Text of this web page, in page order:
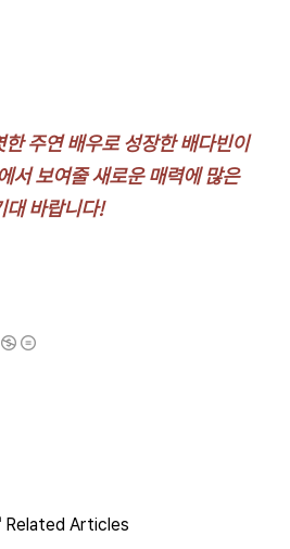
주연 배우로 성장한 배다빈이
서 보여줄 새로운 매력에 많은
대 바랍니다!
Related Articles